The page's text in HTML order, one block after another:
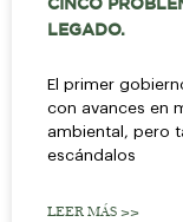
CINCO
LEGADO.
El primer
con avances en
ambiental, pero
escándalos
LEER MÁS >>